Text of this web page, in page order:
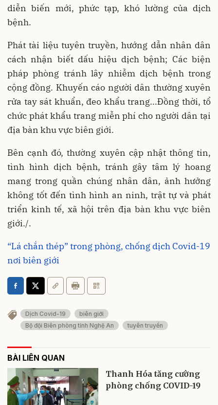
diễn biến mới, phức tạp, khó lường của dịch
bệnh.
Phát tài liệu tuyên truyền, hướng dẫn nhân dân
cách nhận biết dấu hiệu dịch bệnh; Các biện
pháp phòng tránh lây nhiễm dịch bệnh trong
cộng đồng. Khuyến cáo người dân thường xuyên
rửa tay sát khuẩn, đeo khẩu trang...Đồng thời, tổ
chức phát khẩu trang miễn phí cho người dân tại
địa bàn khu vực biên giới.
Bên cạnh đó, thường xuyên cập nhật thông tin,
tình hình dịch bệnh, tránh gây tâm lý hoang
mang trong quần chúng nhân dân, ảnh hưởng
không tốt đến tình hình an ninh, trật tự và phát
triển kinh tế, xã hội trên địa bàn khu vực biên
giới./.
“Lá chắn thép” trong phòng, chống dịch Covid-19
nơi biên giới
Dịch Covid-19
biên giới
Bộ đội Biên phòng tỉnh Nghệ An
tuyên truyền
BÀI LIÊN QUAN
Thanh Hóa tăng cường
phòng chống COVID-19